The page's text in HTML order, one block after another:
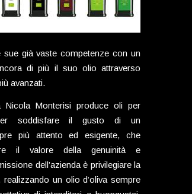
già vaste competenze con un
di più il suo olio attraverso
avanzati.
Nicola Monterisi produce oli per
soddisfare il gusto di un
più attento ed esigente, che
il valore della genuinità e
dell’azienda è privilegiare la
realizzando un olio d’oliva sempre